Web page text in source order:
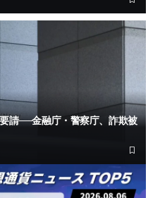
請──金融庁・警察庁、詐欺被